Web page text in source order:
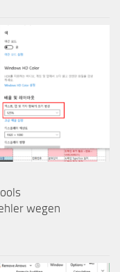
wegen